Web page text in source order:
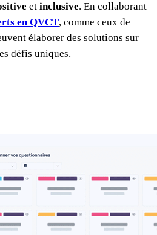
et inclusive. En collaborant
en QVCT, comme ceux de
élaborer des solutions sur
défis uniques.